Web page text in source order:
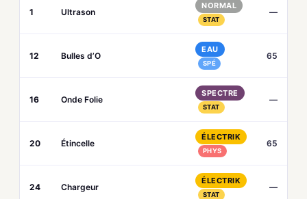
1 Ultrason
NORMAL
STAT
—
12 Bulles d’O
EAU
SPÉ
65
16 Onde Folie
SPECTRE
STAT
—
20 Étincelle
ÉLECTRIK
PHYS
65
24 Chargeur
ÉLECTRIK
STAT
—